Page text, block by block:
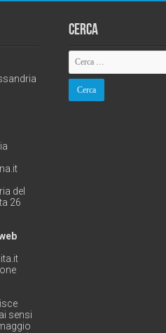
del
26
sensi
Cerca